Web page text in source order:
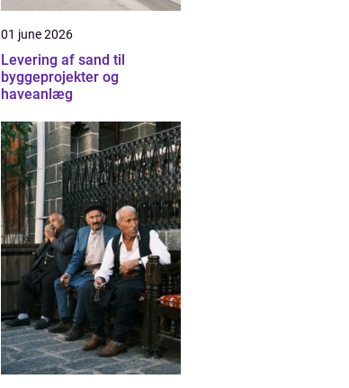
01 june 2026
Levering af sand til
byggeprojekter og
haveanlæg